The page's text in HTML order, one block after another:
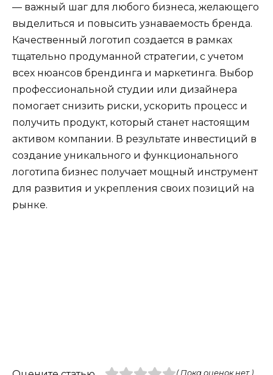
— важный шаг для любого бизнеса, желающего
выделиться и повысить узнаваемость бренда.
Качественный логотип создается в рамках
тщательно продуманной стратегии, с учетом
всех нюансов брендинга и маркетинга. Выбор
профессиональной студии или дизайнера
помогает снизить риски, ускорить процесс и
получить продукт, который станет настоящим
активом компании. В результате инвестиций в
создание уникального и функционального
логотипа бизнес получает мощный инструмент
для развития и укрепления своих позиций на
рынке.
( Пока оценок нет )